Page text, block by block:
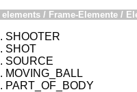
elements / Frame-Elemente /
SHOOTER
SHOT
SOURCE
MOVING_BALL
PART_OF_BODY